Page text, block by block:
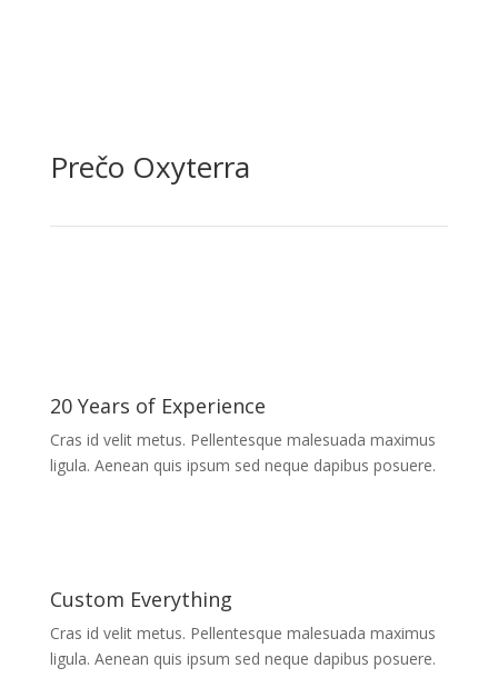
Prečo Oxyterra
20 Years of Experience
Cras id velit metus. Pellentesque malesuada maximus
ligula. Aenean quis ipsum sed neque dapibus posuere.
Custom Everything
Cras id velit metus. Pellentesque malesuada maximus
ligula. Aenean quis ipsum sed neque dapibus posuere.